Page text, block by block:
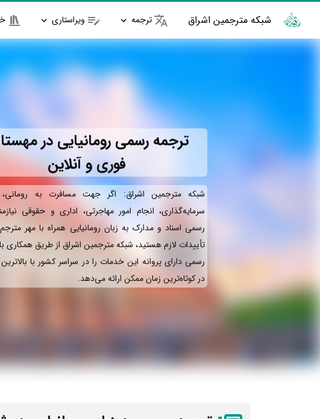
شبکه مترجمین اشراق ترجمه ویراستاری
ترجمه رسمی رومانیایی در
فوری و آنلاین
شبکه مترجمین اشراق: اگر جهت مسافرت به
سرمایه‌گذاری، انجام امور مهاجرتی، اداری و حقوقی
رسمی اسناد و مدارک به زبان رومانیایی همراه با مهر
تأییدات لازم هستید، شبکه مترجمین اشراق از طریق همکاری
رسمی دارای پروانه این خدمات را در سراسر کشور با
در کوتاه‌ترین زمان ممکن ارائه می‌دهد.